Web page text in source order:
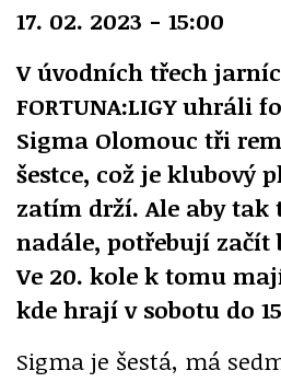
17. 02. 2023 - 15:00
V úvodních třech
FORTUNA:LIGY uhráli
Sigma Olomouc tři
šestce, což je klubový
zatím drží. Ale aby tak
nadále, potřebují začít
Ve 20. kole k tomu
kde hrají v sobotu do
Sigma je šestá, má